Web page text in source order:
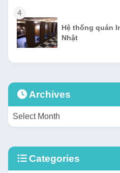
4
Hệ thống quán
Nhật
Archives
Categories